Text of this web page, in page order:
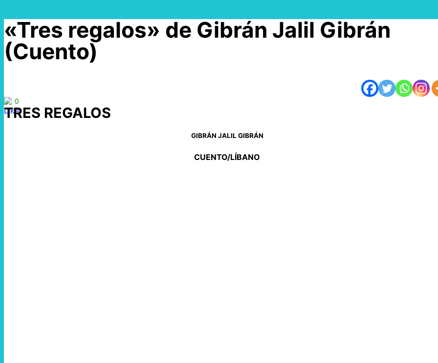
«Tres regalos» de Gibrán Jalil Gibrán
(Cuento)
0
TRES REGALOS
GIBRÁN JALIL GIBRÁN
CUENTO/LÍBANO